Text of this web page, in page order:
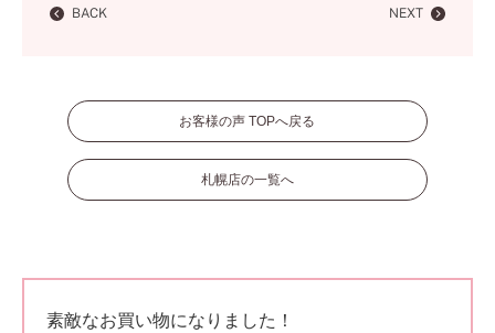
BACK NEXT
お客様の声 TOPへ戻る
札幌店の一覧へ
素敵なお買い物になりました！